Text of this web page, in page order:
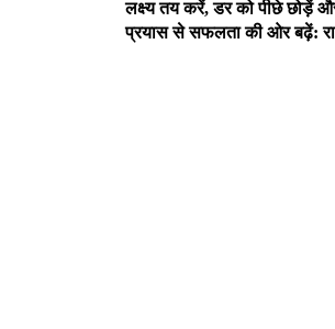
लक्ष्य तय करें, डर को पीछे छोड़ें
प्रयास से सफलता की ओर बढ़ें: